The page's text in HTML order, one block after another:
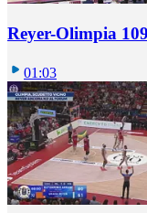
Reyer-Olimpia
01:03